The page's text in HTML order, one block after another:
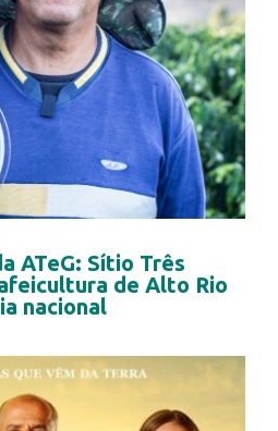
ATeG: Sítio Três
de Alto Rio
nacional